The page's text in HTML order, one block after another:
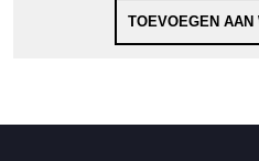
TOEVOEGEN AAN